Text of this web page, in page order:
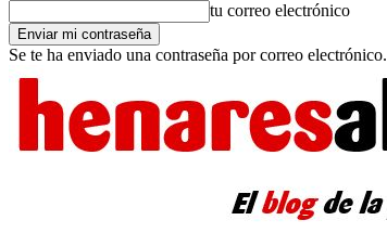
tu correo electrónico
Se te ha enviado una contraseña por correo electrónico.